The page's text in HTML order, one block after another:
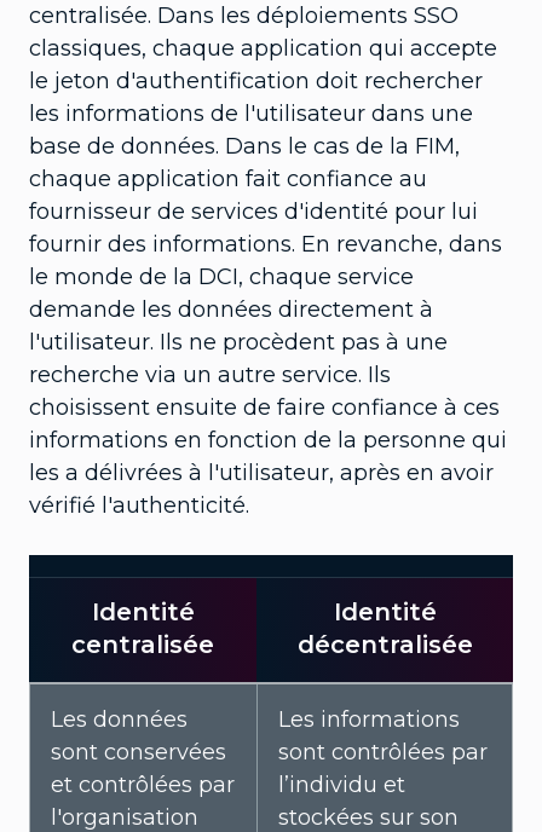
centralisée. Dans les déploiements SSO
classiques, chaque application qui accepte
le jeton d'authentification doit rechercher
les informations de l'utilisateur dans une
base de données. Dans le cas de la FIM,
chaque application fait confiance au
fournisseur de services d'identité pour lui
fournir des informations. En revanche, dans
le monde de la DCI, chaque service
demande les données directement à
l'utilisateur. Ils ne procèdent pas à une
recherche via un autre service. Ils
choisissent ensuite de faire confiance à ces
informations en fonction de la personne qui
les a délivrées à l'utilisateur, après en avoir
vérifié l'authenticité.
Identité
centralisée
Identité
décentralisée
Les données
sont conservées
et contrôlées par
l'organisation
Les informations
sont contrôlées par
l’individu et
stockées sur son